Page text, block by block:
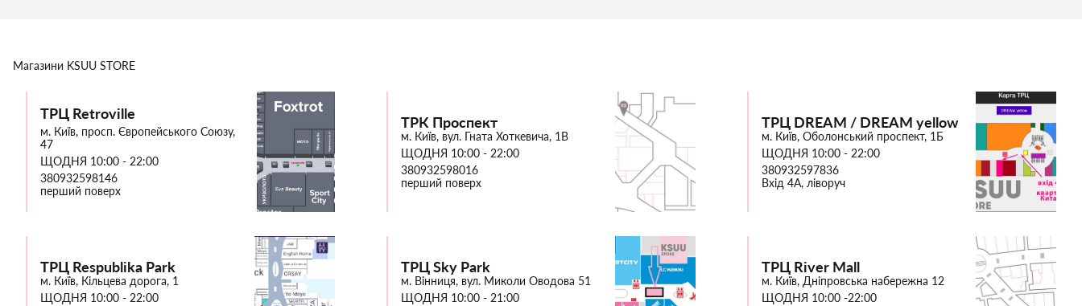
Магазини KSUU STORE
ТРЦ Retroville
м. Київ, просп. Європейського Союзу,
47
ЩОДНЯ 10:00 - 22:00
380932598146
перший поверх
ТРК Проспект
м. Київ, вул. Гната Хоткевича, 1В
ЩОДНЯ 10:00 - 22:00
380932598016
перший поверх
ТРЦ DREAM / DREAM yellow
м. Київ, Оболонський проспект, 1Б
ЩОДНЯ 10:00 - 22:00
380932597836
Вхід 4А, ліворуч
ТРЦ Respublika Park
м. Київ, Кільцева дорога, 1
ЩОДНЯ 10:00 - 22:00
ТРЦ Sky Park
м. Вінниця, вул. Миколи Оводова 51
ЩОДНЯ 10:00 - 21:00
ТРЦ River Mall
м. Київ, Дніпровська набережна 12
ЩОДНЯ 10:00 -22:00